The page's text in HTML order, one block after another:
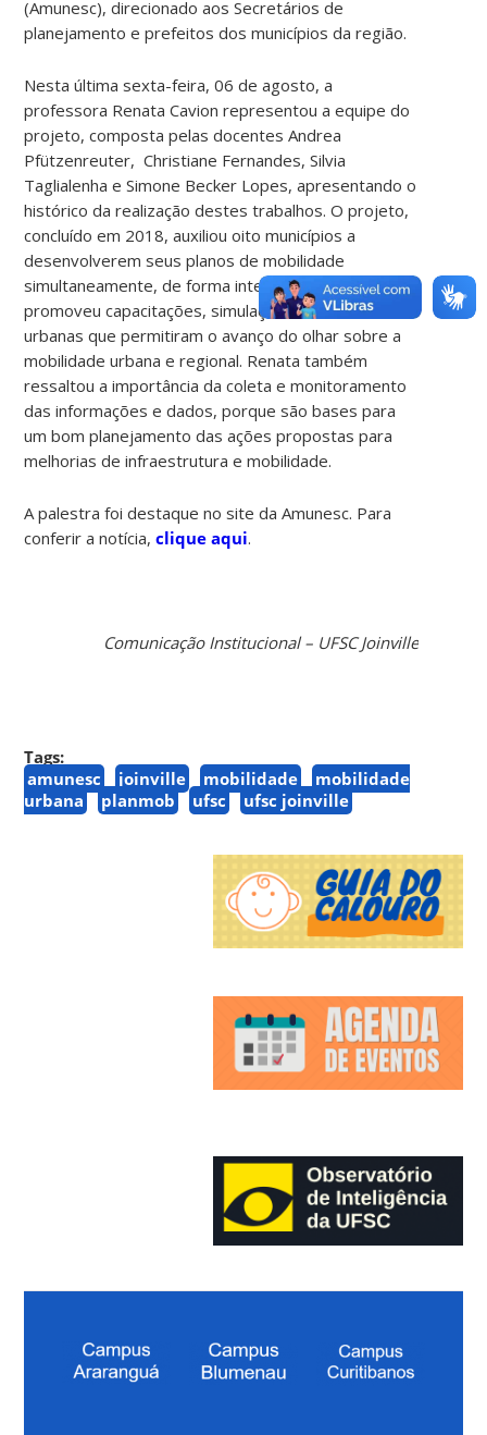
(Amunesc), direcionado aos Secretários de
planejamento e prefeitos dos municípios da região.
Nesta última sexta-feira, 06 de agosto, a
professora Renata Cavion representou a equipe do
projeto, composta pelas docentes Andrea
Pfützenreuter, Christiane Fernandes, Silvia
Taglialenha e Simone Becker Lopes, apresentando o
histórico da realização destes trabalhos. O projeto,
concluído em 2018, auxiliou oito municípios a
desenvolverem seus planos de mobilidade
simultaneamente, de forma integrada. A UFSC
promoveu capacitações, simulações e análises
urbanas que permitiram o avanço do olhar sobre a
mobilidade urbana e regional. Renata também
ressaltou a importância da coleta e monitoramento
das informações e dados, porque são bases para
um bom planejamento das ações propostas para
melhorias de infraestrutura e mobilidade.
A palestra foi destaque no site da Amunesc. Para
conferir a notícia,clique aqui.
Comunicação Institucional – UFSC Joinville
Tags:
amunesc
joinville mobilidade
mobilidade
urbana
planmob ufsc ufsc joinville